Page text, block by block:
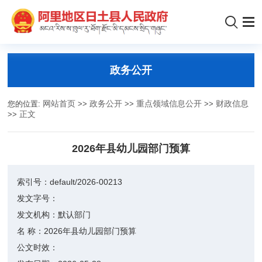
政务公开
您的位置: 网站首页 >>政务公开 >>重点领域信息公开 >> 财政信息
>> 正文
2026年县幼儿园部门预算
索引号：default/2026-00213
发文字号：
发文机构：默认部门
名 称： 2026年县幼儿园部门预算
公文时效：